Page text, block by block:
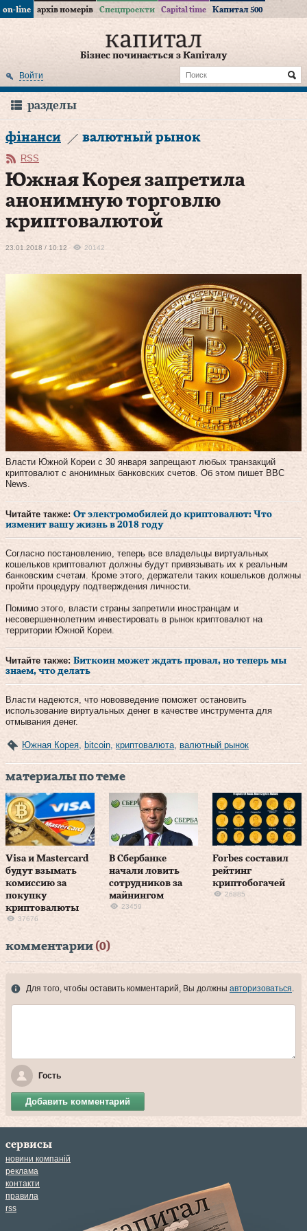
on-line архів номерів Спецпроекти Capital time Капитал 500
Бізнес починається з Капіталу
Войти
разделы
фінанси валютный рынок
RSS
Южная Корея запретила
анонимную торговлю
криптовалютой
23.01.2018 / 10:12 20142
Власти Южной Кореи с 30 января запрещают любых транзакций
криптовалют с анонимных банковских счетов. Об этом пишет BBC
News.
Читайте также: От электромобилей до криптовалют: Что
изменит вашу жизнь в 2018 году
Согласно постановлению, теперь все владельцы виртуальных
кошельков криптовалют должны будут привязывать их к реальным
банковским счетам. Кроме этого, держатели таких кошельков должны
пройти процедуру подтверждения личности.
Помимо этого, власти страны запретили иностранцам и
несовершеннолетним инвестировать в рынок криптовалют на
территории Южной Кореи.
Читайте также: Биткоин может ждать провал, но теперь мы
знаем, что делать
Власти надеются, что нововведение поможет остановить
использование виртуальных денег в качестве инструмента для
отмывания денег.
Южная Корея bitcoin криптовалюта валютный рынок
материалы по теме
Visa и Mastercard
будут взымать
комиссию за
покупку
криптовалюты
37676
В Сбербанке
начали ловить
сотрудников за
майнингом
23459
Forbes составил
рейтинг
криптобогачей
26885
комментарии (0)
Для того, чтобы оставить комментарий, Вы должны авторизоваться.
Гость
Добавить комментарий
сервисы
новини компаній
реклама
контакти
правила
rss